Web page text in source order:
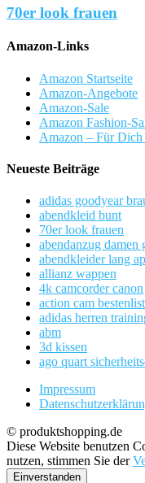
70er look frauen
Amazon-Links
Amazon Startseite
Amazon-Angebote
Amazon-Sale
Amazon Fashion-
Amazon – Für Dich
Neueste Beiträge
adidas goodyear
abendkleid bunt
70er look frauen
abendanzug damen
abendkleider lang
allianz wappen
4k camcorder canon
action cam
adidas herren
abm
3d kissen
ago quart
Impressum
© produktshopping.de
Diese Website benutzen
nutzen, stimmen Sie der
Einverstanden